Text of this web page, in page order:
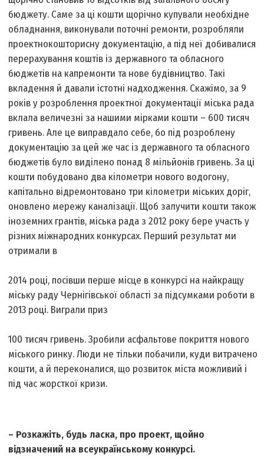
бюджету. Саме за ці кошти щорічно купували необхідне
обладнання, виконували поточні ремонти, розробляли
проектно­кошторисну документацію, а під неї добивалися
перерахування коштів із державного та обласного
бюджетів на капремонти та нове будівниц­тво. Такі
вкладення й давали істотні надходження. Скажімо, за 9
років у розроблення проектної документації міська рада
вклала величезні за нашими мірками кошти – 600 тисяч
гривень. Але це виправдало себе, бо під розроблену
документацію за цей же час із державного та обласного
бюджетів було виділено понад 8 мільйонів гривень. За ці
кошти побудовано два кілометри нового водогону,
капітально відремонтовано три кілометри міських доріг,
оновлено мережу каналізації. Щоб залучити кошти також
іноземних грантів, міська рада з 2012 року бере участь у
різних міжнародних конкурсах. Перший результат ми
отримали в
2014 році, посівши перше місце в конкурсі на найкращу
міську раду Чернігівської області за підсумками роботи в
2013 році. Виграли приз
100 тисяч гривень. Зробили асфальтове покриття нового
міського ринку. Люди не тільки побачили, куди витрачено
кошти, а й переконалися, що розвиток міста можливий і
під час жорсткої кризи.
– Розкажіть, будь ласка, про проект, щойно
відзначений на всеукраїнському конкурсі.